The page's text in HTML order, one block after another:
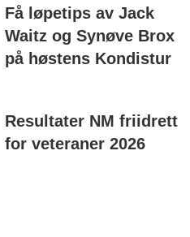
Få løpetips av Jack
Waitz og Synøve Brox
på høstens Kondistur
Resultater NM friidrett
for veteraner 2026